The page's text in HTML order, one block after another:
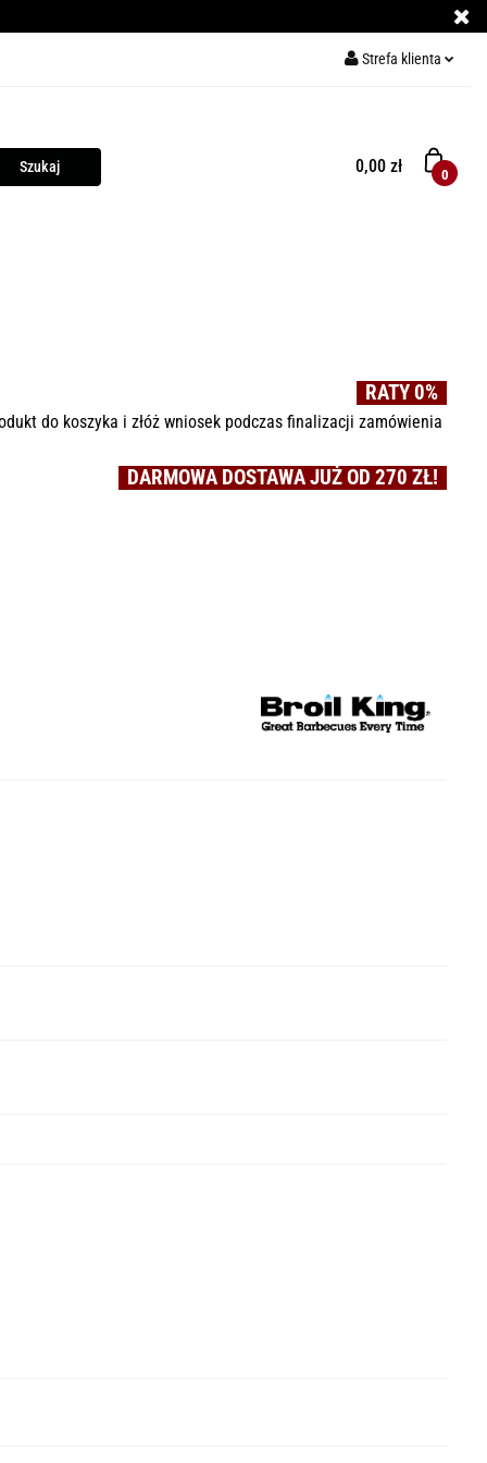
Strefa klienta
Zarejestruj się
Dodaj zgłoszenie
0,00 zł 0
RATY 0%
do koszyka i złóż wniosek podczas finalizacji zamówienia
DARMOWA DOSTAWA JUŻ OD 270 ZŁ!